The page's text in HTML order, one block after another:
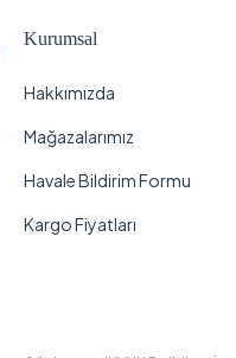
Kurumsal
Hakkımızda
Mağazalarımız
Havale Bildirim Formu
Kargo Fiyatları